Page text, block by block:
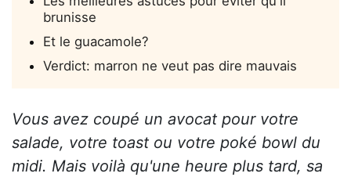
brunisse
Et le guacamole?
Verdict: marron ne veut pas dire mauvais
Vous avez coupé un avocat pour votre
salade, votre toast ou votre poké bowl du
midi. Mais voilà qu'une heure plus tard, sa